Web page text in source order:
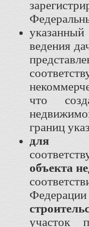
ведения
что
границ
для
объекта
участок